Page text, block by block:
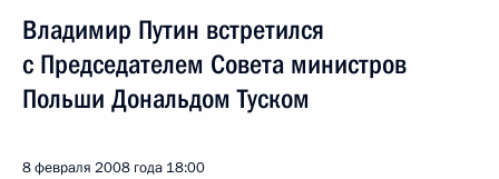
Владимир Путин встретился
с Председателем Совета министров
Польши Дональдом Туском
8 февраля 2008 года 18:00